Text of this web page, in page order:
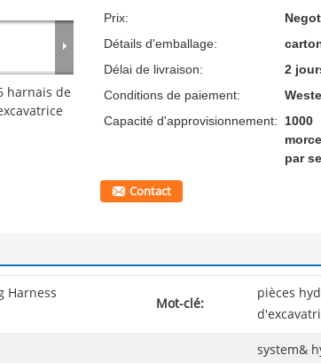
harnais de
Prix:
Détails d'emballage:
Délai de livraison:
2
Conditions de paiement:
Capacité d'approvisionnement:
1000
par
Contact
Harness
Mot-clé:
pièces
system&